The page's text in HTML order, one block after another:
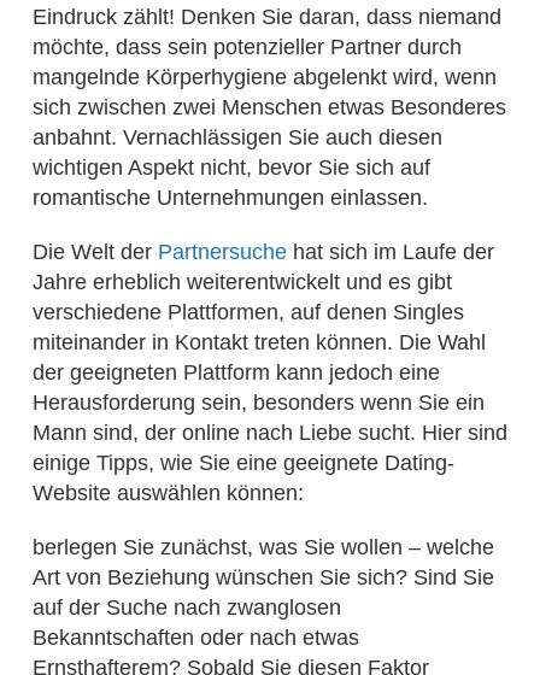
Eindruck zählt! Denken Sie daran, dass niemand
möchte, dass sein potenzieller Partner durch
mangelnde Körperhygiene abgelenkt wird, wenn
sich zwischen zwei Menschen etwas Besonderes
anbahnt. Vernachlässigen Sie auch diesen
wichtigen Aspekt nicht, bevor Sie sich auf
romantische Unternehmungen einlassen.
Die Welt der Partnersuche hat sich im Laufe der
Jahre erheblich weiterentwickelt und es gibt
verschiedene Plattformen, auf denen Singles
miteinander in Kontakt treten können. Die Wahl
der geeigneten Plattform kann jedoch eine
Herausforderung sein, besonders wenn Sie ein
Mann sind, der online nach Liebe sucht. Hier sind
einige Tipps, wie Sie eine geeignete Dating-
Website auswählen können:
berlegen Sie zunächst, was Sie wollen – welche
Art von Beziehung wünschen Sie sich? Sind Sie
auf der Suche nach zwanglosen
Bekanntschaften oder nach etwas
Ernsthafterem? Sobald Sie diesen Faktor